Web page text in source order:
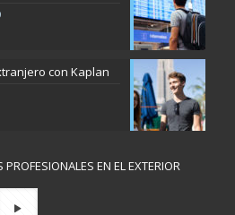
con Kaplan
EN EL EXTERIOR